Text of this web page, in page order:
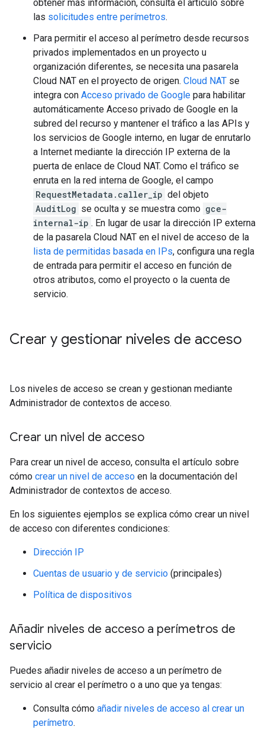
obtener más información, consulta el artículo sobre
las solicitudes entre perímetros.
Para permitir el acceso al perímetro desde recursos
privados implementados en un proyecto u
organización diferentes, se necesita una pasarela
Cloud NAT en el proyecto de origen. Cloud NAT se
integra con Acceso privado de Google para habilitar
automáticamente Acceso privado de Google en la
subred del recurso y mantener el tráfico a las APIs y
los servicios de Google interno, en lugar de enrutarlo
a Internet mediante la dirección IP externa de la
puerta de enlace de Cloud NAT. Como el tráfico se
enruta en la red interna de Google, el campo
RequestMetadata.caller_ip del objeto
AuditLog se oculta y se muestra como gce-
internal-ip . En lugar de usar la dirección IP externa
de la pasarela Cloud NAT en el nivel de acceso de la
lista de permitidas basada en IPs, configura una regla
de entrada para permitir el acceso en función de
otros atributos, como el proyecto o la cuenta de
servicio.
Crear y gestionar niveles de acceso
Los niveles de acceso se crean y gestionan mediante
Administrador de contextos de acceso.
Crear un nivel de acceso
Para crear un nivel de acceso, consulta el artículo sobre
cómo crear un nivel de acceso en la documentación del
Administrador de contextos de acceso.
En los siguientes ejemplos se explica cómo crear un nivel
de acceso con diferentes condiciones:
Dirección IP
Cuentas de usuario y de servicio (principales)
Política de dispositivos
Añadir niveles de acceso a perímetros de
servicio
Puedes añadir niveles de acceso a un perímetro de
servicio al crear el perímetro o a uno que ya tengas:
Consulta cómo añadir niveles de acceso al crear un
perímetro.